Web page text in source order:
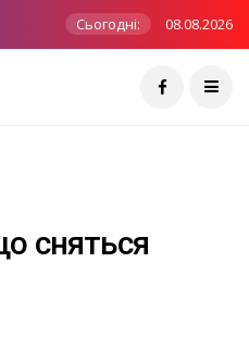
Сьогодні: 08.08.2026
сняться